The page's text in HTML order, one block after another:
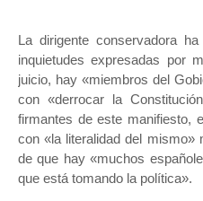
La dirigente conservadora
inquietudes expresadas por
juicio, hay «miembros del
con «derrocar la
firmantes de este manifiesto,
con «la literalidad del mismo»
de que hay «muchos
que está tomando la política».